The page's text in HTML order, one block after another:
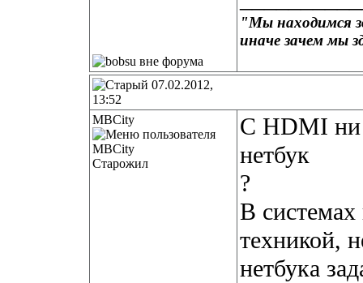
"Мы находимся
иначе зачем мы
07.02.2012,
13:52
MBCity
Старожил
С HDMI ни
нетбук
?
В системах
техникой,
нетбука